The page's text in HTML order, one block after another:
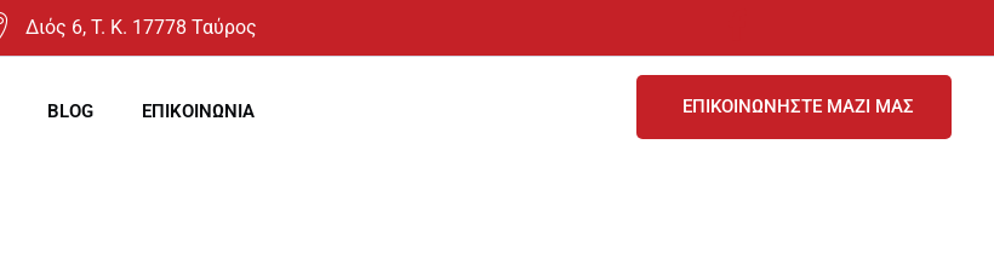
Διός 6, T. K. 17778 Ταύρος
BLOG ΕΠΙΚΟΙΝΩΝΙΑ ΕΠΙΚΟΙΝΩΝΗΣΤΕ ΜΑΖΙ ΜΑΣ